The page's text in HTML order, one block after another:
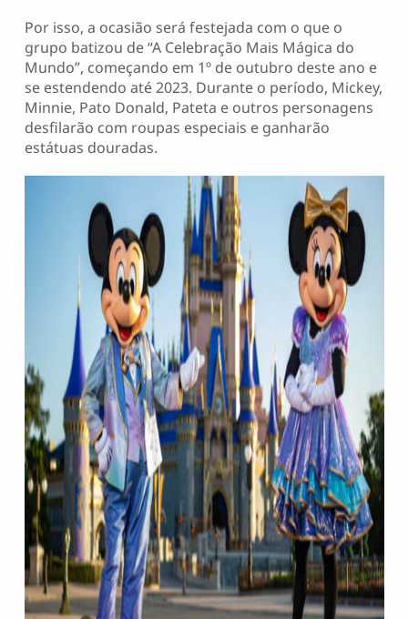
Por isso, a ocasião será festejada com o que o
grupo batizou de “A Celebração Mais Mágica do
Mundo”, começando em 1º de outubro deste ano e
se estendendo até 2023. Durante o período, Mickey,
Minnie, Pato Donald, Pateta e outros personagens
desfilarão com roupas especiais e ganharão
estátuas douradas.